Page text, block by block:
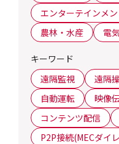
エンターテインメン
農林・水産
電
キーワード
遠隔監視
遠隔
自動運転
映像
コンテンツ配信
P2P接続(MECダイ